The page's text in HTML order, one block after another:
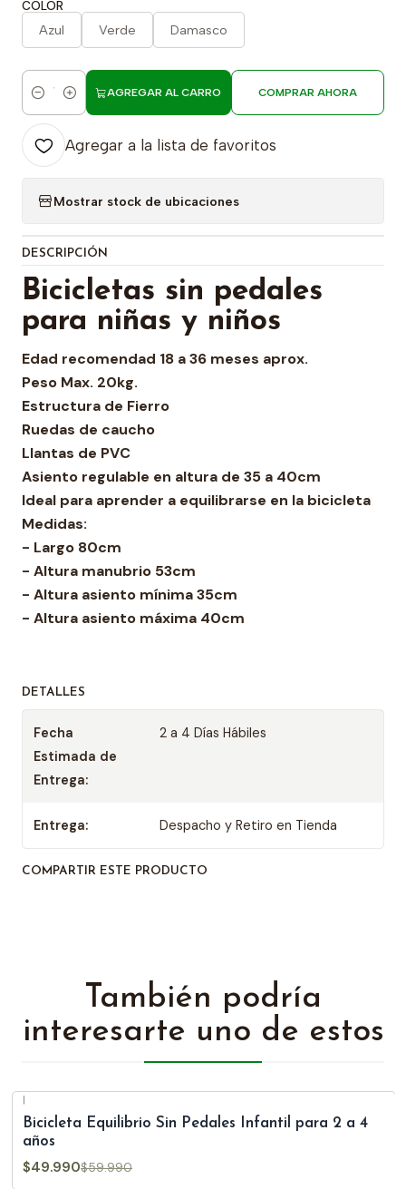
COLOR
Azul Verde Damasco
Cantidad
AGREGAR AL CARRO COMPRAR AHORA
Agregar a la lista de favoritos
Mostrar stock de ubicaciones
DESCRIPCIÓN
Bicicletas sin pedales
para niñas y niños
Edad recomendad 18 a 36 meses aprox.
Peso Max. 20kg.
Estructura de Fierro
Ruedas de caucho
Llantas de PVC
Asiento regulable en altura de 35 a 40cm
Ideal para aprender a equilibrarse en la bicicleta
Medidas:
- Largo 80cm
- Altura manubrio 53cm
- Altura asiento mínima 35cm
- Altura asiento máxima 40cm
DETALLES
Fecha
Estimada de
Entrega:
2 a 4 Días Hábiles
Entrega: Despacho y Retiro en Tienda
COMPARTIR ESTE PRODUCTO
También podría
interesarte uno de estos
OFF
|
Bicicleta Equilibrio Sin Pedales Infantil para 2 a 4
años
$49.990$59.990